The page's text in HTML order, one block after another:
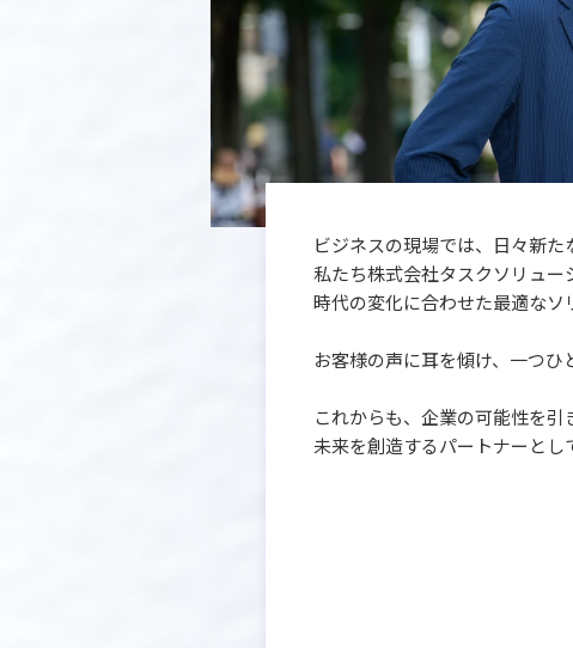
ビジネスの現場では、日々新た
私たち株式会社タスクソリュー
時代の変化に合わせた最適なソ
お客様の声に耳を傾け、 一つひ
これからも、企業の可能性を引
未来を創造するパートナーとし